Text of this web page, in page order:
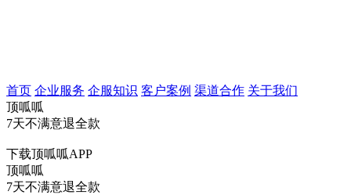
首页 企业服务 企服知识 客户案例 渠道合作 关于我们
顶呱呱
7天不满意退全款
下载顶呱呱APP
顶呱呱
7天不满意退全款